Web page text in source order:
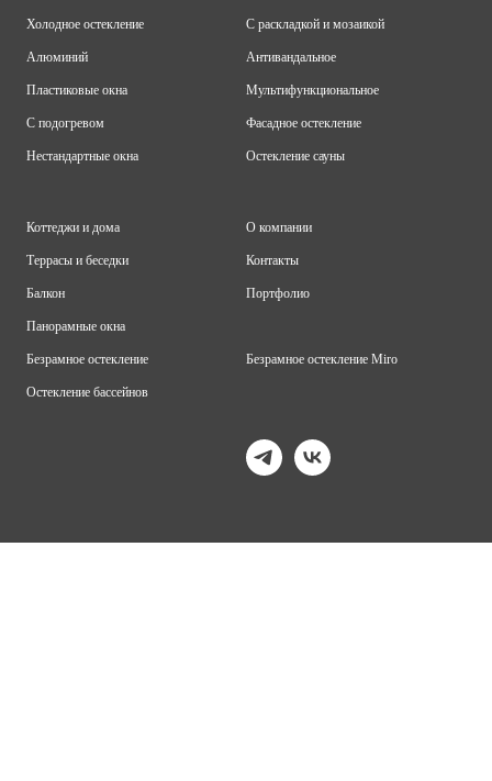
Холодное остекление
Алюминий
Пластиковые окна
С подогревом
Нестандартные окна
С раскладкой и мозаикой
Антивандальное
Мультифункциональное
Фасадное остекление
Остекление сауны
Коттеджи и дома
Террасы и беседки
Балкон
Панорамные окна
Безрамное остекление
Остекление бассейнов
О компании
Контакты
Портфолио
Безрамное остекление Miro